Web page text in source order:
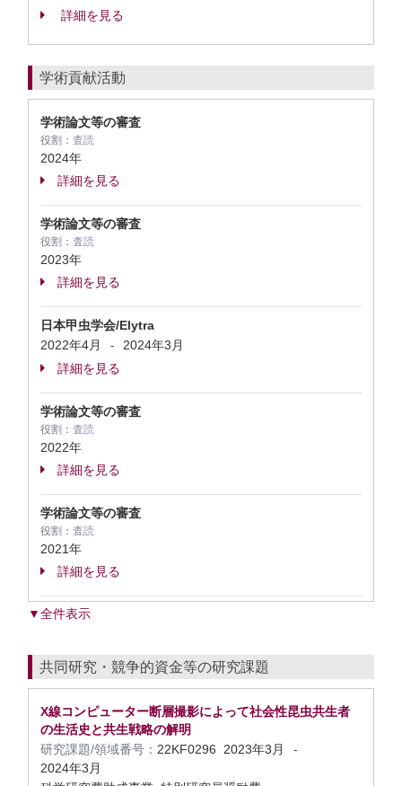
詳細を見る
学術貢献活動
学術論文等の審査
役割： 査読
2024年
詳細を見る
学術論文等の審査
役割： 査読
2023年
詳細を見る
日本甲虫学会/Elytra
2022年4月
-
2024年3月
詳細を見る
学術論文等の審査
役割： 査読
2022年
詳細を見る
学術論文等の審査
役割： 査読
2021年
詳細を見る
▼全件表示
共同研究・競争的資金等の研究課題
X線コンピューター断層撮影によって社会性昆虫共生者
の生活史と共生戦略の解明
研究課題/領域番号： 22KF0296 2023年3月 -
2024年3月